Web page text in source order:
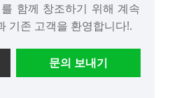
함께 창조하기 위해 계속
기존 고객을 환영합니다!.
문의 보내기